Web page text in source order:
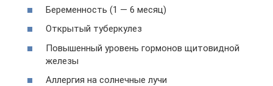
Беременность (1 — 6 месяц)
Открытый туберкулез
Повышенный уровень гормонов щитовидной
железы
Аллергия на солнечные лучи